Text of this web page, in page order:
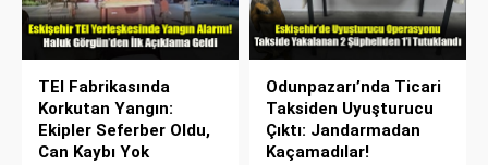
TEI Fabrikasında
Korkutan Yangın:
Ekipler Seferber Oldu,
Can Kaybı Yok
Odunpazarı’nda Ticari
Taksiden Uyuşturucu
Çıktı: Jandarmadan
Kaçamadılar!